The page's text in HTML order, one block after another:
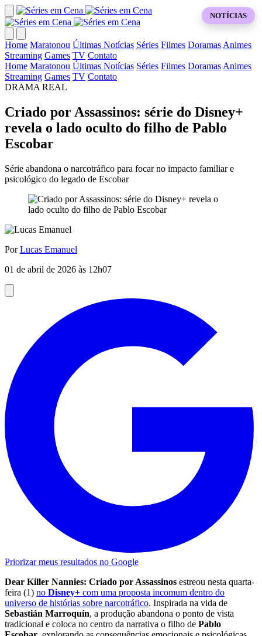
Home Maratonou Últimas Notícias Séries Filmes Doramas Animes
Streaming Games TV Contato
Home Maratonou Últimas Notícias Séries Filmes Doramas Animes
Streaming Games TV Contato
DRAMA REAL
Criado por Assassinos: série do Disney+
revela o lado oculto do filho de Pablo
Escobar
Série abandona o narcotráfico para focar no impacto familiar e
psicológico do legado de Escobar
NOTÍCIAS
PorLucas Emanuel
01 de abril de 2026 às 12h07
Priorizar meus resultados no Google
Dear Killer Nannies: Criado por Assassinos estreou nesta quarta-
feira (1) no Disney+ com uma proposta incomum dentro do
universo de histórias sobre narcotráfico. Inspirada na vida de
Sebastián Marroquín, a produção abandona o ponto de vista
tradicional e coloca no centro da narrativa o filho de Pablo